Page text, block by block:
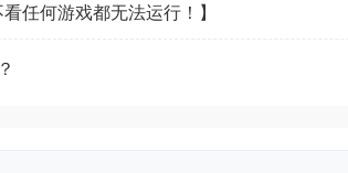
任何游戏都无法运行！】